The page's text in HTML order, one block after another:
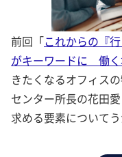
前回「これからの『
がキーワードに 働く
きたくなるオフィス
センター所長の花田
求める要素についてう